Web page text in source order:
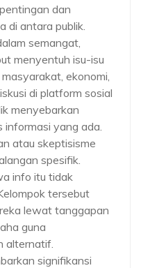
dan
di antara publik.
semangat,
menyentuh isu-isu
ekonomi,
di platform sosial
menyebarkan
yang ada.
atau skeptisisme
spesifik.
info itu tidak
tersebut
lewat tanggapan
guna
alternatif.
signifikansi